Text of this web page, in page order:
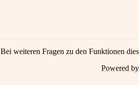
Bei weiteren Fragen zu den Funktionen
Powered